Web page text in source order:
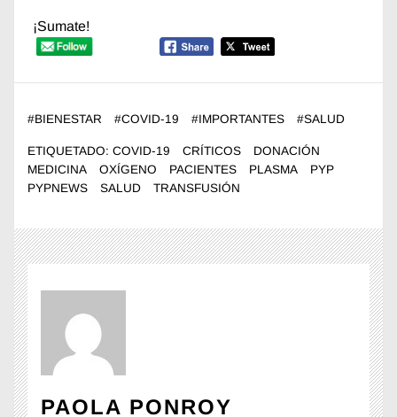
¡Sumate!
#BIENESTAR #COVID-19 #IMPORTANTES #SALUD
ETIQUETADO: COVID-19 CRÍTICOS
DONACIÓN
MEDICINA
OXÍGENO PACIENTES PLASMA
PYP
PYPNEWS
SALUD TRANSFUSIÓN
PAOLA PONROY